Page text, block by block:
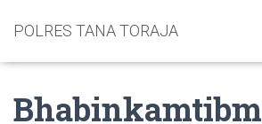
POLRES TANA TORAJA